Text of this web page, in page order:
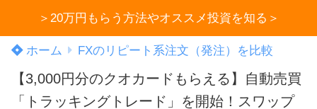
＞20万円もらう方法やオススメ投資を知る＞
ホーム FXのリピート系注文（発注）を比較
【3,000円分のクオカードもらえる】自動売買
「トラッキングトレード」を開始！スワップ